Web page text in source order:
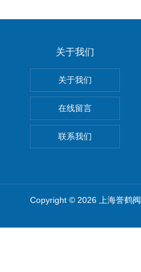
关于我们
关于我们
在线留言
联系我们
Copyright © 2026 上海誉鹤